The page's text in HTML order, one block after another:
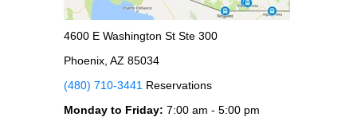
4600 E Washington St Ste 300
Phoenix, AZ 85034
(480) 710-3441 Reservations
Monday to Friday: 7:00 am - 5:00 pm